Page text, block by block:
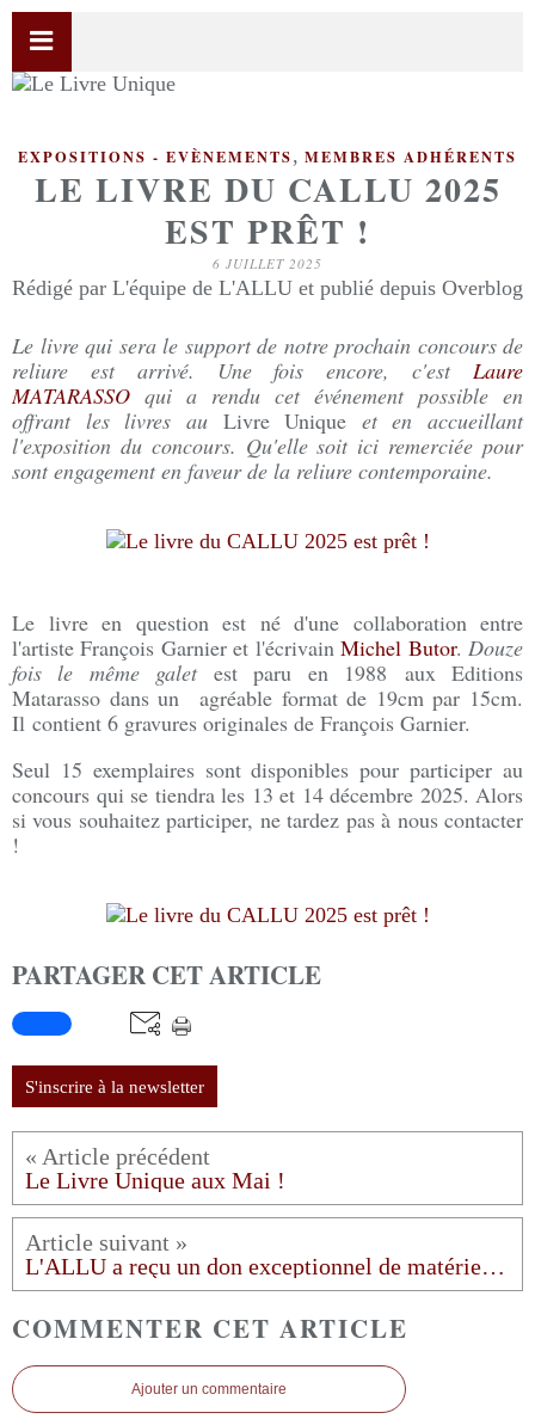
EXPOSITIONS - EVÈNEMENTS, MEMBRES ADHÉRENTS
LE LIVRE DU CALLU 2025
EST PRÊT !
6 JUILLET 2025
Rédigé par L'équipe de L'ALLU et publié depuis Overblog
Le livre qui sera le support de notre prochain concours de
reliure est arrivé. Une fois encore, c'est Laure
MATARASSO qui a rendu cet événement possible en
offrant les livres au Livre Unique et en accueillant
l'exposition du concours. Qu'elle soit ici remerciée pour
sont engagement en faveur de la reliure contemporaine.
Le livre en question est né d'une collaboration entre
l'artiste François Garnier et l'écrivainMichel Butor.Douze
fois le même galetest paru en 1988 aux Editions
Matarasso dans un agréable format de 19cm par 15cm.
Il contient 6 gravures originales de François Garnier.
Seul 15 exemplaires sont disponibles pour participer au
concours qui se tiendra les 13 et 14 décembre 2025. Alors
si vous souhaitez participer, ne tardez pas à nous contacter
!
PARTAGER CET ARTICLE
S'inscrire à la newsletter
Le Livre Unique aux Mai !
L'ALLU a reçu un don exceptionnel de matériel de reliure !
COMMENTER CET ARTICLE
Ajouter un commentaire